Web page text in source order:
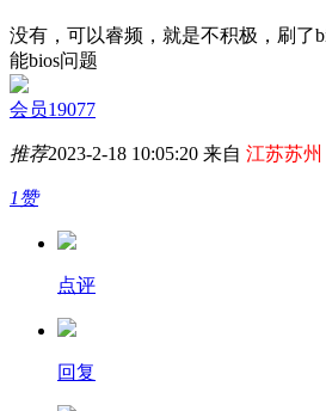
没有，可以睿频，就是不积极，刷了
能bios问题
会员19077
推荐2023-2-18 10:05:20 来自 江苏苏州
1赞
点评
回复